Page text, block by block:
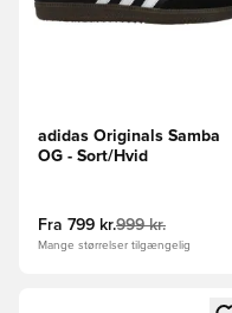
adidas Originals Samba
OG - Sort/Hvid
Fra 799 kr.999 kr.
Mange størrelser tilgængelig